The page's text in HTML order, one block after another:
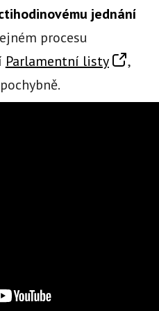
jednání
procesu
Parlamentní listy
,